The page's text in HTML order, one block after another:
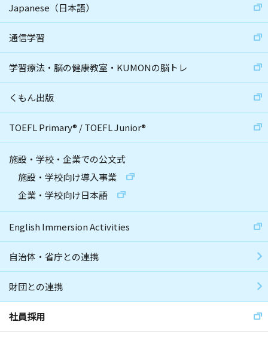
Japanese（日本語）
通信学習
学習療法・脳の健康教室・KUMONの脳トレ
くもん出版
TOEFL Primary® /TOEFL Junior®
施設・学校・企業での公文式
施設・学校向け導入事業
企業・学校向け日本語
English Immersion Activities
自治体・省庁との連携
財団との連携
社員採用